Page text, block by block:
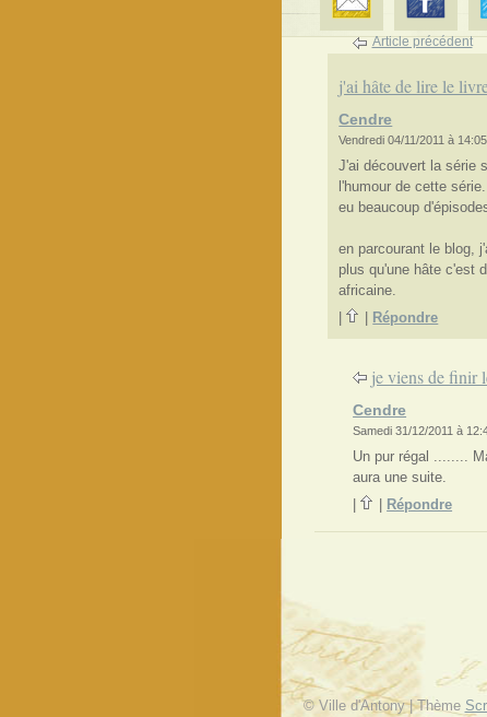
Article précédent
j'ai hâte de lire le
Cendre
Vendredi 04/11/2011 à 14:05
J'ai découvert la série
l'humour de cette
eu beaucoup
en parcourant le blog,
plus qu'une hâte c'est
africaine.
|
Répondre
je viens de finir
Cendre
Samedi 31/12/2011 à
Un pur régal ........
aura une suite.
|
Répondre
© Ville d'Antony | Thème